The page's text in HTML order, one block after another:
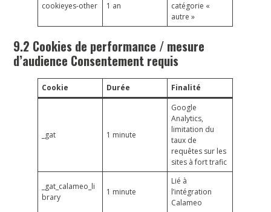
cookieyes-other 1 an
catégorie «
autre »
9.2 Cookies de performance / mesure
d’audience Consentement requis
Cookie Durée Finalité
_gat 1 minute
Google
Analytics,
limitation du
taux de
requêtes sur les
sites à fort trafic
_gat_calameo_li
brary
1 minute
Lié à
l’intégration
Calameo